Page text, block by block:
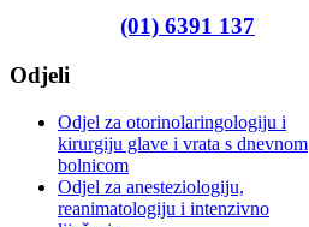
(01) 6391 137
Odjeli
Odjel za otorinolaringologiju i
kirurgiju glave i vrata s dnevnom
bolnicom
Odjel za anesteziologiju,
reanimatologiju i intenzivno